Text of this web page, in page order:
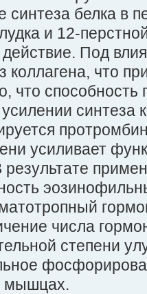
синтеза белка в
и 12-
Под
коллагена, что
что
синтеза
усиливает
числа
степени
мышцах.